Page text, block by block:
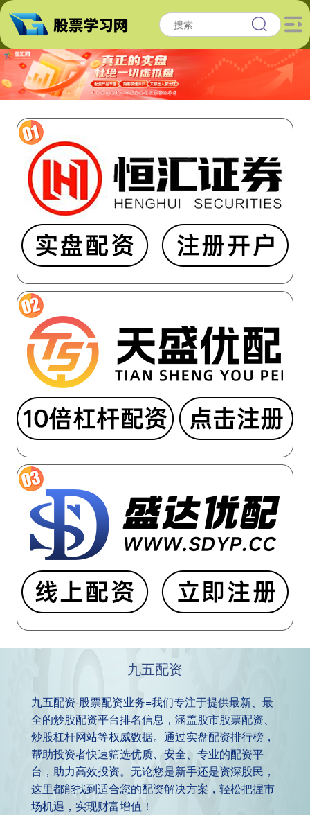
九五配资
九五配资-股票配资业务=我们专注于提供最新、最
全的炒股配资平台排名信息，涵盖股市股票配资、
炒股杠杆网站等权威数据。通过实盘配资排行榜，
帮助投资者快速筛选优质、安全、专业的配资平
台，助力高效投资。无论您是新手还是资深股民，
这里都能找到适合您的配资解决方案，轻松把握市
场机遇，实现财富增值！